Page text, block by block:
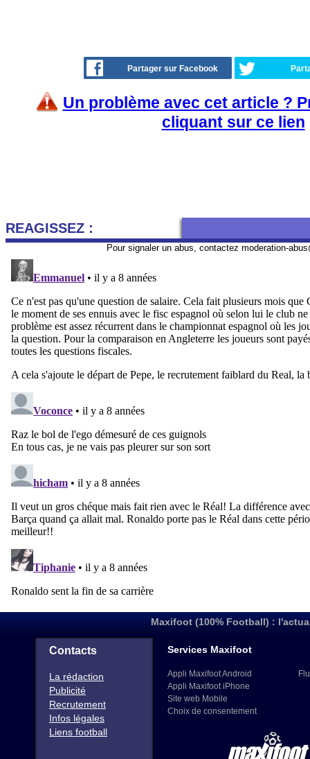
Partager sur Facebook
Un problème avec cet article ?
cliquant sur ce lien
REAGISSEZ :
Pour signaler un abus, contactez moderation-
Maxifoot (100% Football) :
Contacts
La rédaction
Publicité
Recrutement
Infos légales
Liens football
Services Maxifoot
Appli Maxifoot Android
Appli Maxifoot iPhone
Site web Mobile
Choix de consentement